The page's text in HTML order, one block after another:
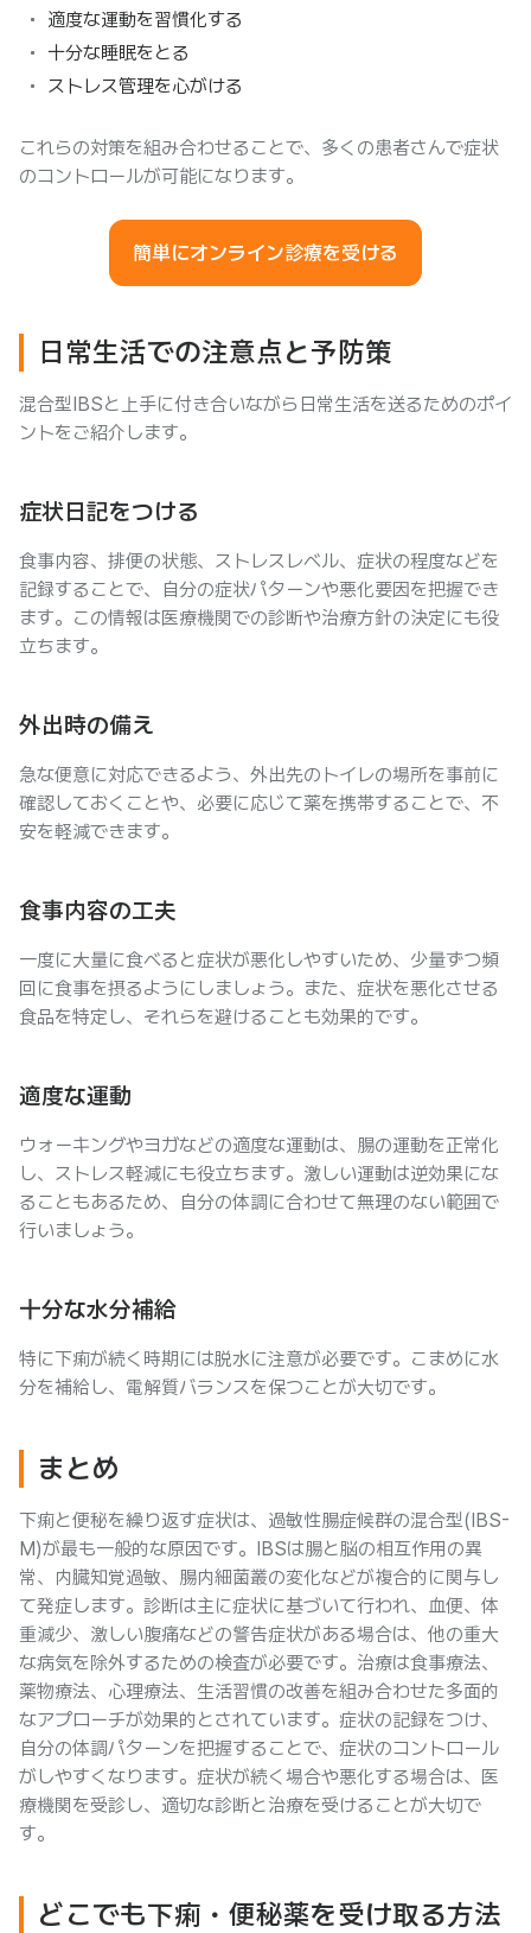
適度な運動を習慣化する
十分な睡眠をとる
ストレス管理を心がける
これらの対策を組み合わせることで、多くの患者さんで症状
のコントロールが可能になります。
簡単にオンライン診療を受ける
日常生活での注意点と予防策
混合型IBSと上手に付き合いながら日常生活を送るためのポイ
ントをご紹介します。
症状日記をつける
食事内容、排便の状態、ストレスレベル、症状の程度などを
記録することで、自分の症状パターンや悪化要因を把握でき
ます。この情報は医療機関での診断や治療方針の決定にも役
立ちます。
外出時の備え
急な便意に対応できるよう、外出先のトイレの場所を事前に
確認しておくことや、必要に応じて薬を携帯することで、不
安を軽減できます。
食事内容の工夫
一度に大量に食べると症状が悪化しやすいため、少量ずつ頻
回に食事を摂るようにしましょう。また、症状を悪化させる
食品を特定し、それらを避けることも効果的です。
適度な運動
ウォーキングやヨガなどの適度な運動は、腸の運動を正常化
し、ストレス軽減にも役立ちます。激しい運動は逆効果にな
ることもあるため、自分の体調に合わせて無理のない範囲で
行いましょう。
十分な水分補給
特に下痢が続く時期には脱水に注意が必要です。こまめに水
分を補給し、電解質バランスを保つことが大切です。
まとめ
下痢と便秘を繰り返す症状は、過敏性腸症候群の混合型(IBS-
M)が最も一般的な原因です。IBSは腸と脳の相互作用の異
常、内臓知覚過敏、腸内細菌叢の変化などが複合的に関与し
て発症します。診断は主に症状に基づいて行われ、血便、体
重減少、激しい腹痛などの警告症状がある場合は、他の重大
な病気を除外するための検査が必要です。治療は食事療法、
薬物療法、心理療法、生活習慣の改善を組み合わせた多面的
なアプローチが効果的とされています。症状の記録をつけ、
自分の体調パターンを把握することで、症状のコントロール
がしやすくなります。症状が続く場合や悪化する場合は、医
療機関を受診し、適切な診断と治療を受けることが大切で
す。
どこでも下痢・便秘薬を受け取る方法